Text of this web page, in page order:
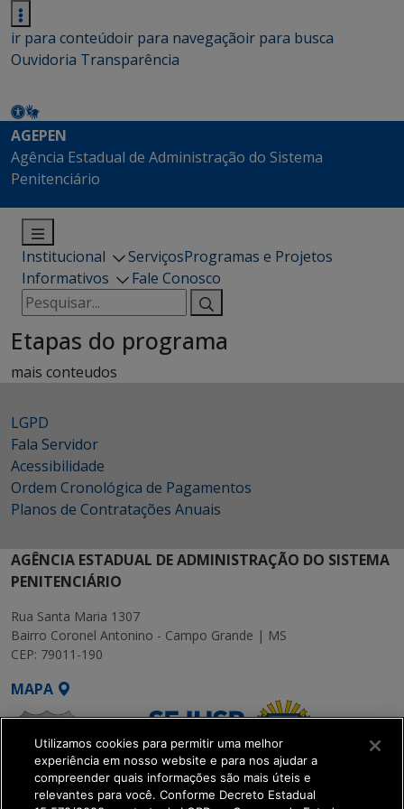
ir para conteúdoir para navegaçãoir para busca
Ouvidoria Transparência
AGEPEN
Agência Estadual de Administração do Sistema
Penitenciário
Institucional ServiçosProgramas e Projetos
Informativos
Fale Conosco
Pesquisar
por:
Etapas do programa
mais conteudos
LGPD
Fala Servidor
Acessibilidade
Ordem Cronológica de Pagamentos
Planos de Contratações Anuais
AGÊNCIA ESTADUAL DE ADMINISTRAÇÃO DO SISTEMA
PENITENCIÁRIO
Rua Santa Maria 1307
Bairro Coronel Antonino - Campo Grande | MS
CEP: 79011-190
MAPA
Utilizamos cookies para permitir uma melhor
experiência em nosso website e para nos ajudar a
compreender quais informações são mais úteis e
relevantes para você. Conforme Decreto Estadual